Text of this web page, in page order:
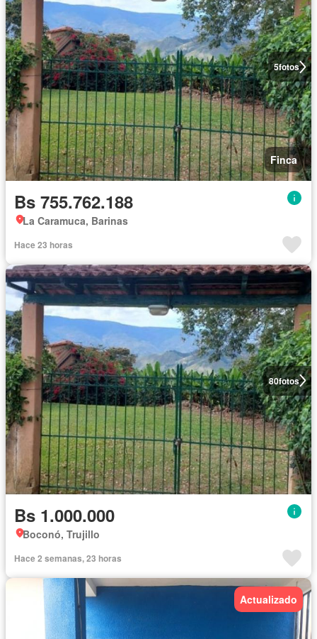
5fotos
Finca
Bs 755.762.188
La Caramuca, Barinas
Hace 23 horas
80fotos
Bs 1.000.000
Boconó, Trujillo
Hace 2 semanas, 23 horas
Actualizado